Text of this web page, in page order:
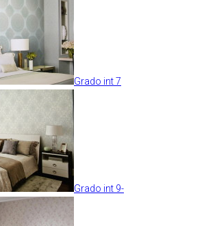
Grado int 7
Grado int 9-